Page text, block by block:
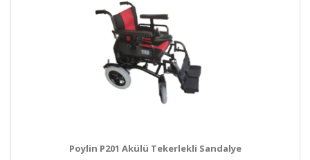
Poylin P201 Akülü Tekerlekli Sandalye